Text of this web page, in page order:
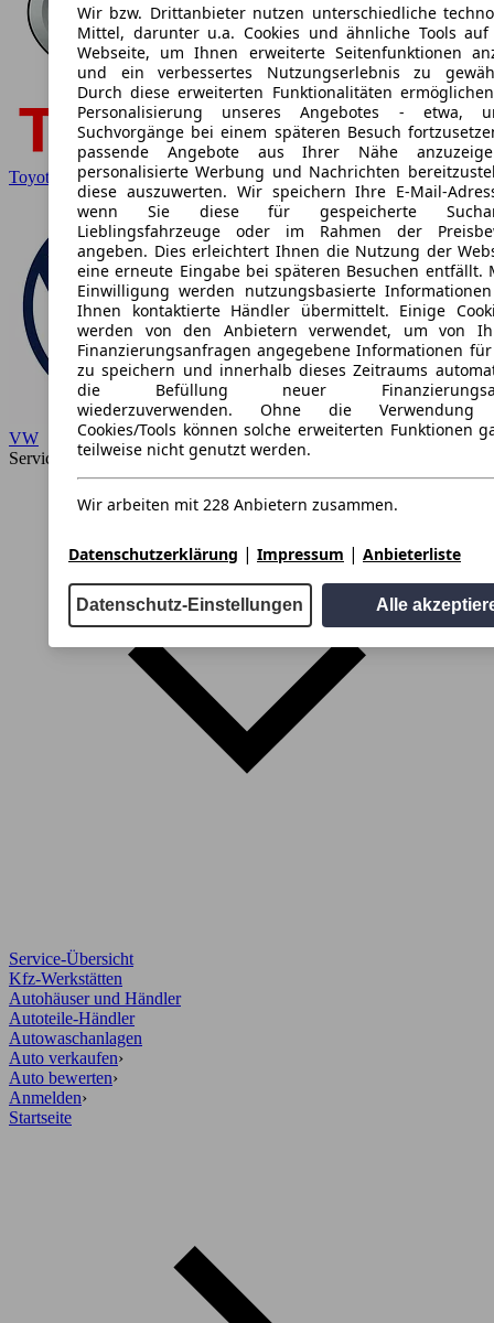
Toyota
VW
Service
Service-Übersicht
Kfz-Werkstätten
Autohäuser und Händler
Autoteile-Händler
Autowaschanlagen
Auto verkaufen›
Auto bewerten›
Anmelden›
Wir bzw. Drittanbieter nutzen unterschiedliche
Mittel, darunter u.a. Cookies und ähnliche Tools
Webseite, um Ihnen erweiterte Seitenfunktionen
und ein verbessertes Nutzungserlebnis zu
Durch diese erweiterten Funktionalitäten
Personalisierung unseres Angebotes - etwa,
Suchvorgänge bei einem späteren Besuch
passende Angebote aus Ihrer Nähe
personalisierte Werbung und Nachrichten
diese auszuwerten. Wir speichern Ihre E-Mail-
wenn Sie diese für gespeicherte
Lieblingsfahrzeuge oder im Rahmen der
angeben. Dies erleichtert Ihnen die Nutzung der
eine erneute Eingabe bei späteren Besuchen entfällt.
Einwilligung werden nutzungsbasierte
Ihnen kontaktierte Händler übermittelt. Einige
werden von den Anbietern verwendet, um von
Finanzierungsanfragen angegebene Informationen für
zu speichern und innerhalb dieses Zeitraums
die Befüllung neuer
wiederzuverwenden. Ohne die Verwendung
Cookies/Tools können solche erweiterten Funktionen
teilweise nicht genutzt werden.
Wir arbeiten mit 228 Anbietern zusammen.
Datenschutzerklärung | Impressum | Anbieterliste
Datenschutz-Einstellungen Alle
Startseite